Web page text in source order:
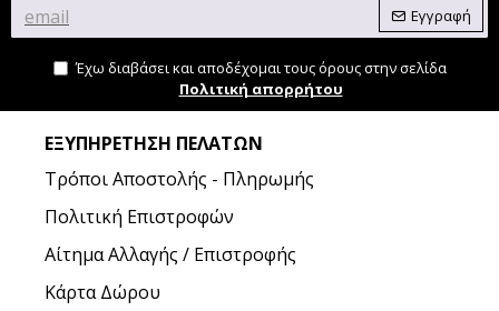
Εγγραφή
Έχω διαβάσει και αποδέχομαι τους όρους στην σελίδα
Πολιτική απορρήτου
ΕΞΥΠΗΡΈΤΗΣΗ ΠΕΛΑΤΏΝ
Τρόποι Αποστολής - Πληρωμής
Πολιτική Επιστροφών
Αίτημα Αλλαγής / Επιστροφής
Κάρτα Δώρου